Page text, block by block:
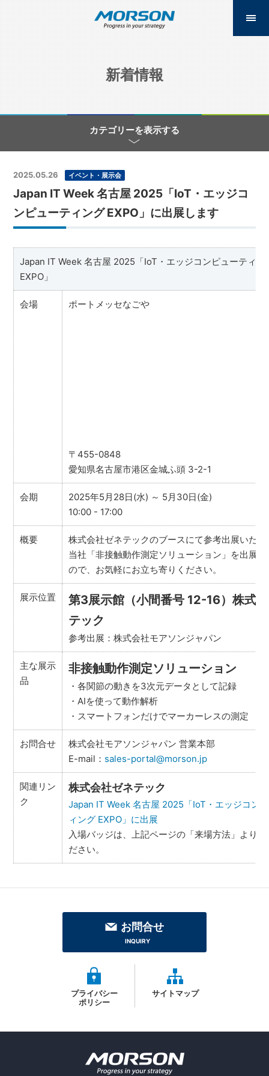
新着情報
カテゴリーを表示する
2025.05.26 イベント・展示会
Japan IT Week 名古屋 2025「IoT・エッジコ
ンピューティング EXPO」に出展します
Japan IT Week 名古屋 2025「IoT・エッジコンピューティン
EXPO」
会場 ポートメッセなごや
〒455-0848
愛知県名古屋市港区金城ふ頭 3-2-1
会期
2025年5月28日(水) ～ 5月30日(金)
10:00 - 17:00
概要
株式会社ゼネテックのブースにて参考出展いた
当社「非接触動作測定ソリューション」を出展
ので、お気軽にお立ち寄りください。
展示位置
第3展示館（小間番号 12-16）株式
テック
参考出展：株式会社モアソンジャパン
主な展示
品
非接触動作測定ソリューション
・各関節の動きを3次元データとして記録
・AIを使って動作解析
・スマートフォンだけでマーカーレスの測定
お問合せ
株式会社モアソンジャパン 営業本部
E-mail： sales-portal@morson.jp
関連リン
ク
株式会社ゼネテック
Japan IT Week 名古屋 2025「IoT・エッジコン
ィング EXPO」に出展
入場バッジは、上記ページの「来場方法」より
ださい。
お問合せ
INQUIRY
プライバシー
ポリシー
サイトマップ